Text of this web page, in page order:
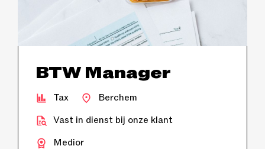
BTW Manager
Tax
Berchem
Vast in dienst bij onze klant
Medior